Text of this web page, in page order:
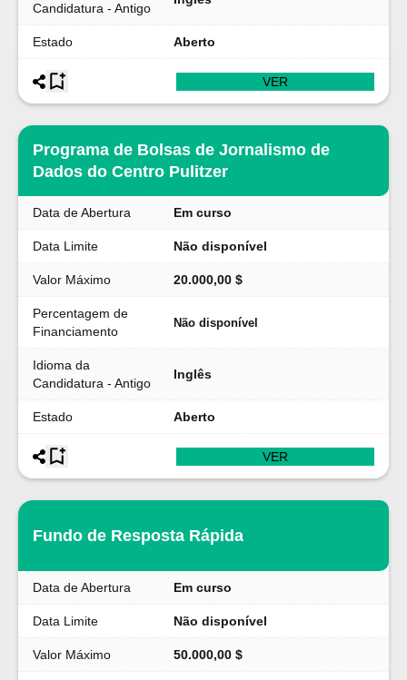
Candidatura - Antigo
Estado Aberto
VER
Programa de Bolsas de Jornalismo de
Dados do Centro Pulitzer
Data de Abertura Em curso
Data Limite Não disponível
Valor Máximo 20.000,00 $
Percentagem de
Financiamento
Não disponível
Idioma da
Candidatura - Antigo
Inglês
Estado Aberto
VER
Fundo de Resposta Rápida
Data de Abertura Em curso
Data Limite Não disponível
Valor Máximo 50.000,00 $